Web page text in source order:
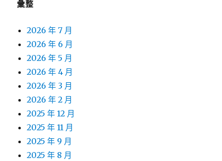
彙整
2026 年 7 月
2026 年 6 月
2026 年 5 月
2026 年 4 月
2026 年 3 月
2026 年 2 月
2025 年 12 月
2025 年 11 月
2025 年 9 月
2025 年 8 月